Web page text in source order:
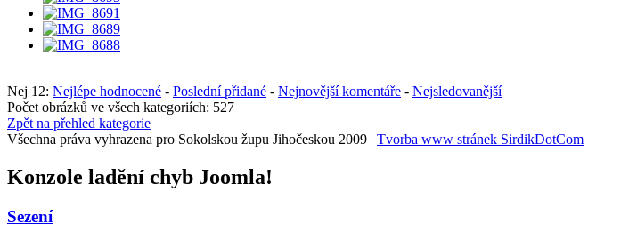
Nej 12: Nejlépe hodnocené - Poslední přidané - Nejnovější komentáře - Nejsledovanější
Počet obrázků ve všech kategoriích: 527
Zpět na přehled kategorie
Všechna práva vyhrazena pro Sokolskou župu Jihočeskou 2009 | Tvorba www stránek SirdikDotCom
Konzole ladění chyb Joomla!
Sezení